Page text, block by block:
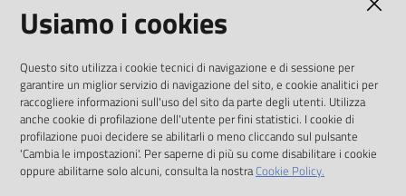
on line
Eventi
Chiedi al
bibliotecario
Avvisi
solo alle condizioni previste dalla direttiva
comunitaria 2003/98/CE e dal d.lgs. 36/2006
SOCIAL
Instagram
Usiamo i cookies
Questo sito utilizza i cookie tecnici di navigazione e di sessione per
garantire un miglior servizio di navigazione del sito, e cookie analitici per
raccogliere informazioni sull'uso del sito da parte degli utenti. Utilizza
anche cookie di profilazione dell'utente per fini statistici. I cookie di
profilazione puoi decidere se abilitarli o meno cliccando sul pulsante
'Cambia le impostazioni'. Per saperne di più su come disabilitare i cookie
oppure abilitarne solo alcuni, consulta la nostraCookie Policy.